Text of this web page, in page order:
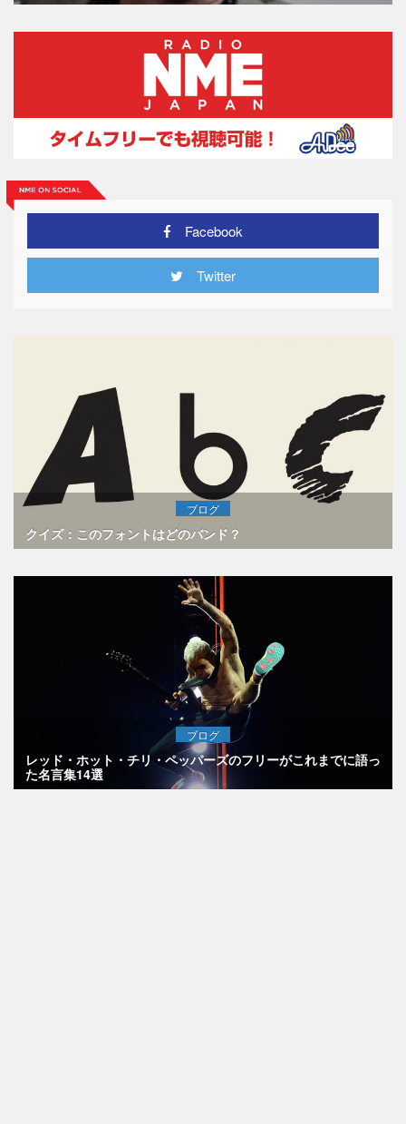
Facebook
Twitter
ブログ
クイズ：このフォントはどのバンド？
ブログ
レッド・ホット・チリ・ペッパーズのフリーがこれまでに語っ
た名言集14選